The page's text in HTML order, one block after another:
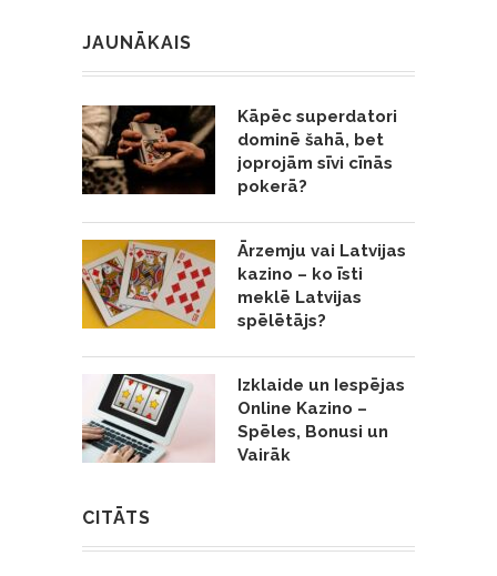
JAUNĀKAIS
Kāpēc superdatori
dominē šahā, bet
joprojām sīvi cīnās
pokerā?
Ārzemju vai Latvijas
kazino – ko īsti
meklē Latvijas
spēlētājs?
Izklaide un Iespējas
Online Kazino –
Spēles, Bonusi un
Vairāk
CITĀTS